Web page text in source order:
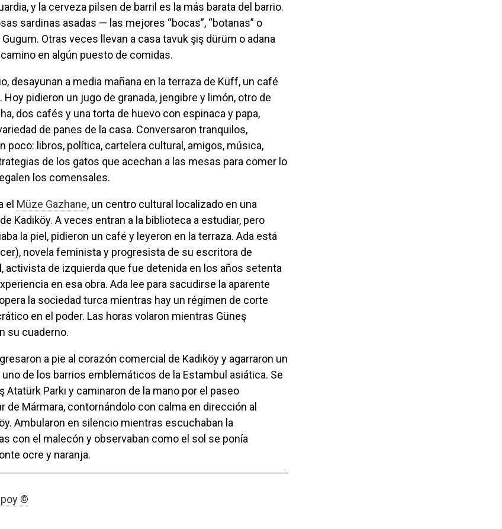
y la cerveza pilsen de barril es la más barata del barrio.
sardinas asadas — las mejores “bocas”, “botanas” o
Gugum. Otras veces llevan a casa tavuk şiş dürüm o adana
en algún puesto de comidas.
Hoy pidieron un jugo de granada, jengibre y limón, otro de
dos cafés y una torta de huevo con espinaca y papa,
de panes de la casa. Conversaron tranquilos,
poco: libros, política, cartelera cultural, amigos, música,
de los gatos que acechan a las mesas para comer lo
los comensales.
el Müze Gazhane, un centro cultural localizado en una
Kadıköy. A veces entran a la biblioteca a estudiar, pero
la piel, pidieron un café y leyeron en la terraza. Ada está
novela feminista y progresista de su escritora de
activista de izquierda que fue detenida en los años setenta
en esa obra. Ada lee para sacudirse la aparente
la sociedad turca mientras hay un régimen de corte
en el poder. Las horas volaron mientras Güneş
su cuaderno.
de los barrios emblemáticos de la Estambul asiática. Se
Atatürk Parkı y caminaron de la mano por el paseo
de Mármara, contornándolo con calma en dirección al
Ambularon en silencio mientras escuchaban la
con el malecón y observaban como el sol se ponía
ocre y naranja.
©